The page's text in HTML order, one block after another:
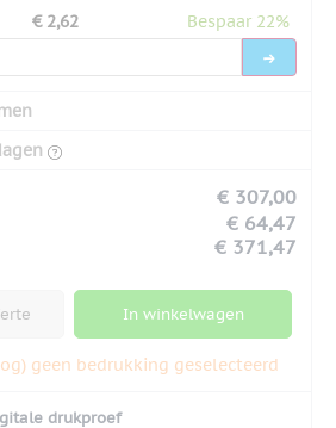
€ 2,62
Bespaar 22%
€ 307,00
€ 64,47
€ 371,47
In winkelwagen
geen bedrukking geselecteerd
drukproef